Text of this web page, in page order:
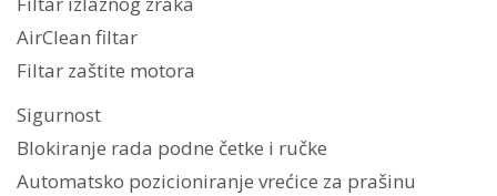
AirClean filtar
Filtar zaštite motora
Sigurnost
Blokiranje rada podne četke i ručke
Automatsko pozicioniranje vrećice za prašinu